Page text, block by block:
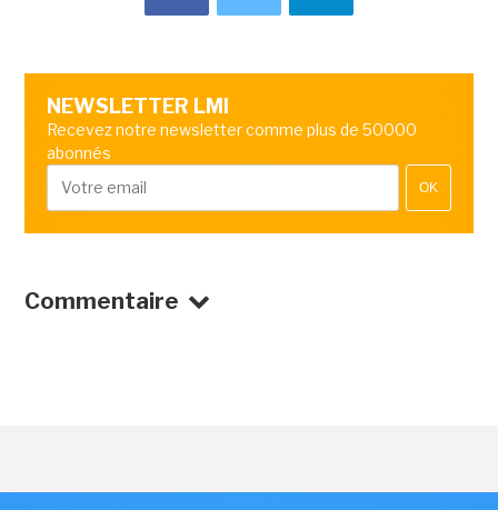
NEWSLETTER LMI
Recevez notre newsletter comme plus de 50000
abonnés
OK
Commentaire